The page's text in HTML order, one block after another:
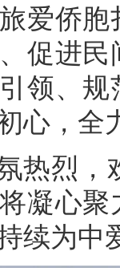
爱侨
促进
领、
心，全
热烈，
凝心
续为中